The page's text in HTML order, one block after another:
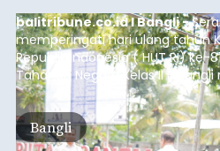
balitribune.co.id I Bangli -
memperingati hari ulang tahun
Republik Indonesia ( HUT RI) ke-
Tahanan Negara Kelas II B
kegiatan pemeriksaan
(6/8/2026).
Bangli